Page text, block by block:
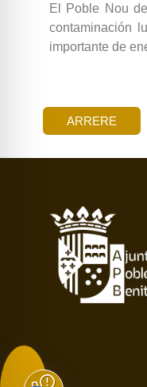
El Poble Nou
contaminación
importante de
ARRERE